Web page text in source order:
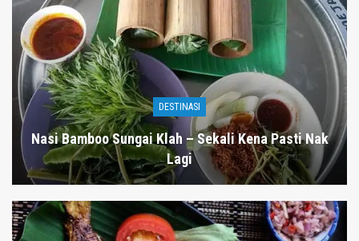
DESTINASI
Nasi Bamboo Sungai Klah – Sekali Kena Pasti Nak
Lagi